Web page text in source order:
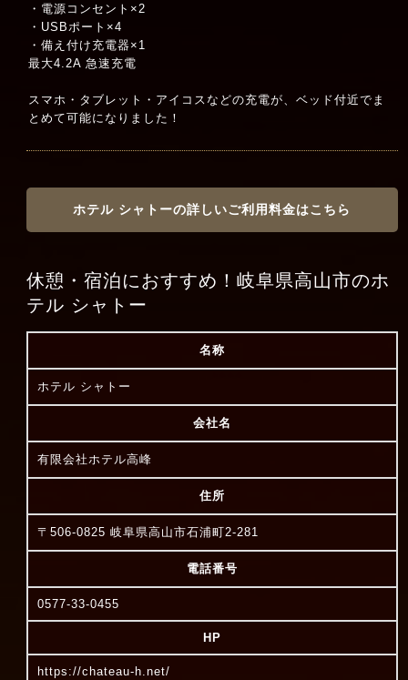
・電源コンセント×2
・USBポート×4
・備え付け充電器×1
最大4.2A 急速充電
スマホ・タブレット・アイコスなどの充電が、ベッド付近でま
とめて可能になりました！
ホテル シャトーの詳しいご利用料金はこちら
休憩・宿泊におすすめ！岐阜県高山市のホ
テル シャトー
名称
ホテル シャトー
会社名
有限会社ホテル高峰
住所
〒506-0825 岐阜県高山市石浦町2-281
電話番号
0577-33-0455
HP
https://chateau-h.net/